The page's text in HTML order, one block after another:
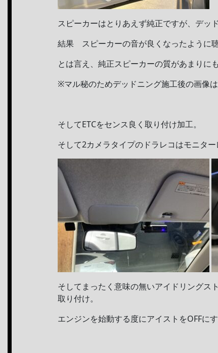
スピーカーはとりあえず純正ですが、デッ
結果 スピーカーの音が良くなったように聴
とは言え、純正スピーカーの質があまりに
※マル秘のためデッドニング施工後の画像
そしてETCをセンス良く取り付け加工。
そして2カメラタイプのドラレコはモニタ
そしてまったく意味の無いアイドリングス
取り付け。
エンジンを始動する度にアイストをOFFに